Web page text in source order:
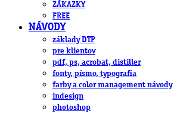
ZÁKAZKY
FREE
NÁVODY
základy DTP
pre klientov
pdf, ps, acrobat, distiller
fonty, písmo, typografia
farby a color management návody
indesign
photoshop